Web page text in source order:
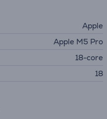
Apple
Apple M5 Pro
18-core
18